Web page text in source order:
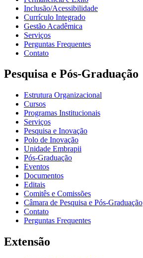
Inclusão/Acessibilidade
Currículo Integrado
Gestão Acadêmica
Serviços
Perguntas Frequentes
Contato
Pesquisa e Pós-Graduação
Estrutura Organizacional
Cursos
Programas Institucionais
Serviços
Pesquisa e Inovação
Polo de Inovação
Unidade Embrapii
Pós-Graduação
Eventos
Documentos
Editais
Comitês e Comissões
Câmara de Pesquisa e Pós-Graduação
Contato
Perguntas Frequentes
Extensão